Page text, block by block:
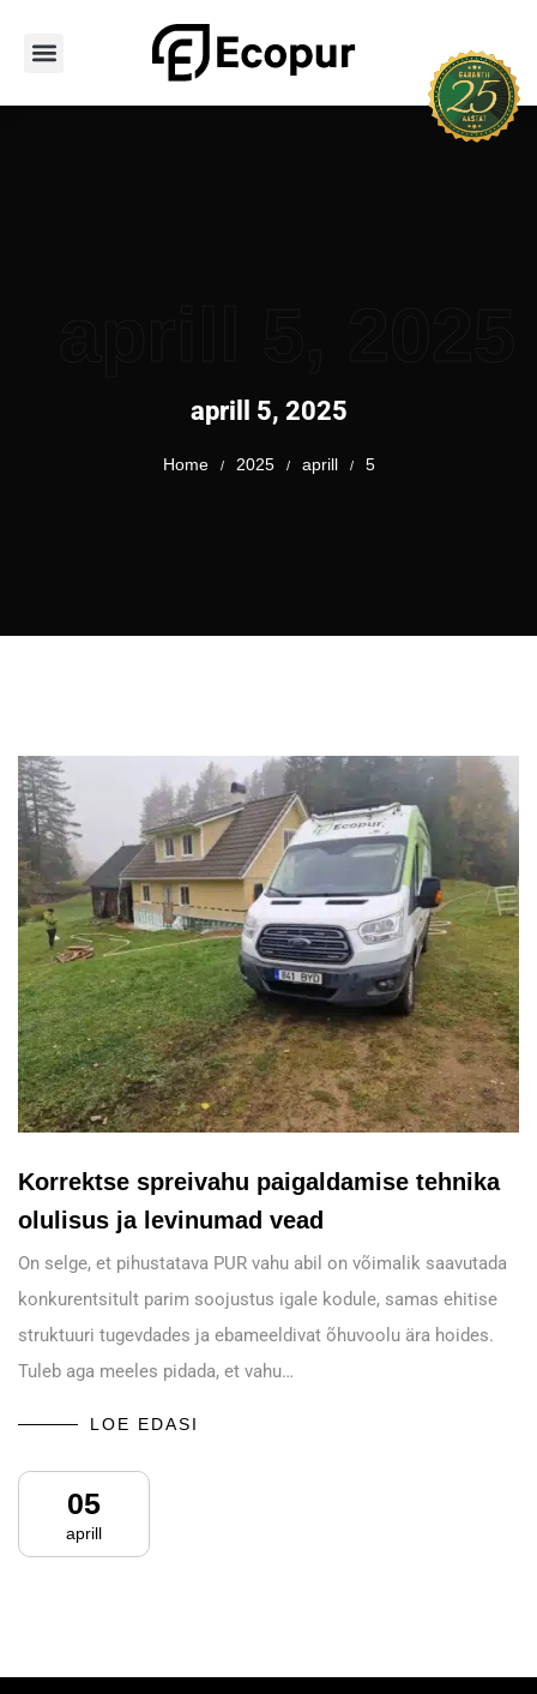
aprill 5, 2025
Home / 2025 / aprill / 5
Korrektse spreivahu paigaldamise tehnika
olulisus ja levinumad vead
On selge, et pihustatava PUR vahu abil on võimalik saavutada
konkurentsitult parim soojustus igale kodule, samas ehitise
struktuuri tugevdades ja ebameeldivat õhuvoolu ära hoides.
Tuleb aga meeles pidada, et vahu…
LOE EDASI
05
aprill